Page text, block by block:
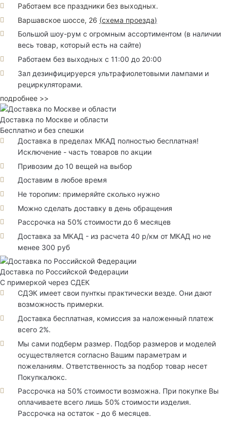
Работаем все праздники без выходных.
Варшавское шоссе, 26 (схема проезда)
Большой шоу-рум с огромным ассортиментом (в наличии
весь товар, который есть на сайте)
Работаем без выходных с 11:00 до 20:00
Зал дезинфицируерся ультрафиолетовыми лампами и
рециркуляторами.
подробнее >>
Доставка по Москве и области
Бесплатно и без спешки
Доставка в пределах МКАД полностью бесплатная!
Исключение - часть товаров по акции
Привозим до 10 вещей на выбор
Доставим в любое время
Не торопим: примеряйте сколько нужно
Можно сделать доставку в день обращения
Рассрочка на 50% стоимости до 6 месяцев
Доставка за МКАД - из расчета 40 р/км от МКАД но не
менее 300 руб
Доставка по Российской Федерации
С примеркой через СДЕК
СДЭК имеет свои пунткы практически везде. Они дают
возможность примерки.
Доставка бесплатная, комиссия за наложенный платеж
всего 2%.
Мы сами подберм размер. Подбор размеров и моделей
осуществляется согласно Вашим параметрам и
пожеланиям. Ответственность за подбор товар несет
Покупкалюкс.
Рассрочка на 50% стоимости возможна. При покупке Вы
оплачиваете всего лишь 50% стоимости изделия.
Рассрочка на остаток - до 6 месяцев.